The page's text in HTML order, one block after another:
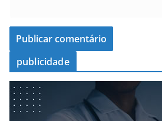
publicidade